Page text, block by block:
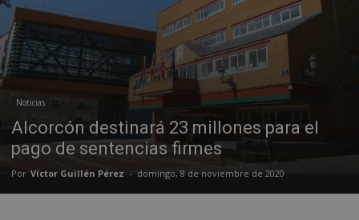
Noticias
Alcorcón destinará 23 millones para el
pago de sentencias firmes
Por Víctor Guillén Pérez - domingo, 8 de noviembre de 2020